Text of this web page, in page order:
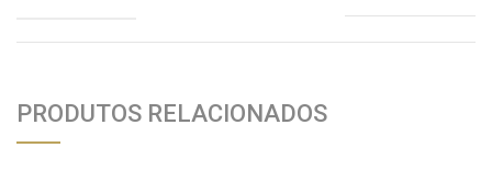
PRODUTOS RELACIONADOS